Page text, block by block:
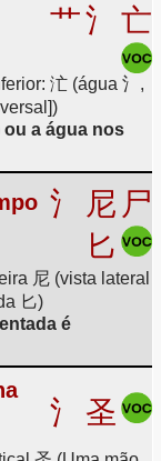
艹氵 亡
汒 (água 氵,
ou a água nos
氵 尼 尸
匕
尼 (vista lateral
匕)
é
氵 圣